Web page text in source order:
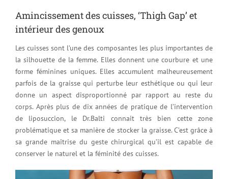
Amincissement des cuisses, ‘Thigh Gap’ et
intérieur des genoux
Les cuisses sont l’une des composantes les plus importantes de
la silhouette de la femme. Elles donnent une courbure et une
forme féminines uniques. Elles accumulent malheureusement
parfois de la graisse qui perturbe leur esthétique ou qui leur
donne un aspect disproportionné par rapport au reste du
corps. Après plus de dix années de pratique de l’intervention
de liposuccion, le Dr.Balti connait très bien cette zone
problématique et sa manière de stocker la graisse. C’est grâce à
sa grande maîtrise du geste chirurgical qu’il est capable de
conserver le naturel et la féminité des cuisses.